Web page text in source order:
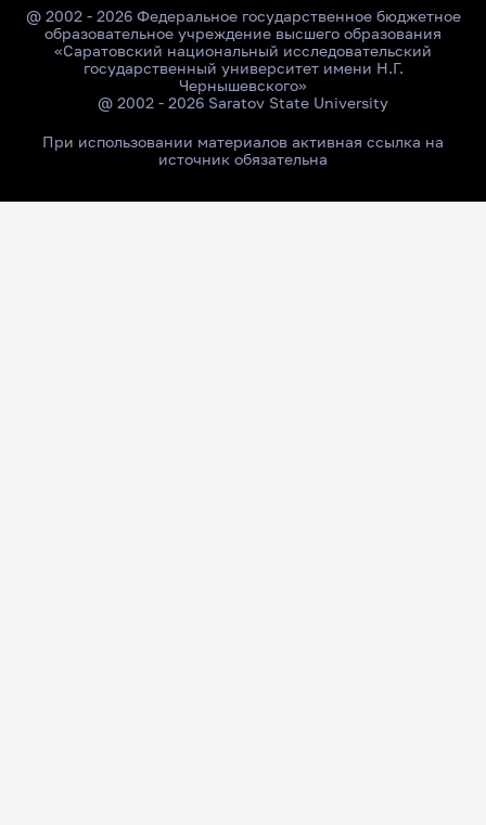
@ 2002 - 2026 Федеральное государственное бюджетное
образовательное учреждение высшего образования
«Саратовский национальный исследовательский
государственный университет имени Н.Г.
Чернышевского»
@ 2002 - 2026 Saratov State University
При использовании материалов активная ссылка на
источник обязательна